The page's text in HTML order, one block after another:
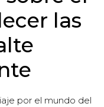
las
por el mundo del